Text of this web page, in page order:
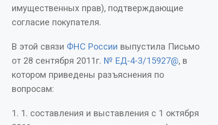
имущественных прав), подтверждающие
согласие покупателя.
В этой связи ФНС России выпустила Письмо
от 28 сентября 2011г.
№ ЕД-4-3/15927@, в
котором приведены разъяснения по
вопросам:
1. составления и выставления с 1 октября